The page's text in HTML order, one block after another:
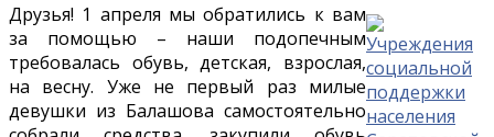
Друзья! 1 апреля мы обратились к вам
за помощью – наши подопечным
требовалась обувь, детская, взрослая,
на весну. Уже не первый раз милые
девушки из Балашова самостоятельно